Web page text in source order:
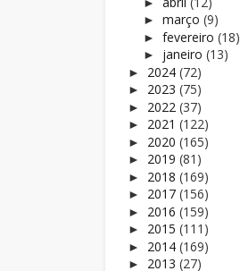
► março (9)
► fevereiro (18)
► janeiro (13)
► 2024 (72)
► 2023 (75)
► 2022 (37)
► 2021 (122)
► 2020 (165)
► 2019 (81)
► 2018 (169)
► 2017 (156)
► 2016 (159)
► 2015 (111)
► 2014 (169)
► 2013 (27)